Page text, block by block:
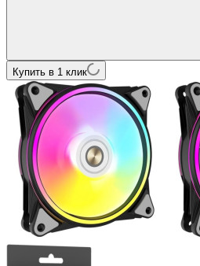
Купить в 1 клик